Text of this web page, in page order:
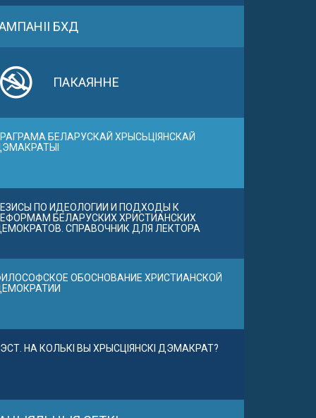
БХД
ПАКАЯННЕ
БЕЛАРУСКАЙ ХРЫСЬЦІЯНСКАЙ
ПО ИДЕОЛОГИИ И ПОДХОДЫ К
БЕЛАРУСКИХ ХРИСТИАНСКИХ
СПРАВОЧНИК ДЛЯ ЛЕКТОРА
ОБОСНОВАНИЕ ХРИСТИАНСКОЙ
НА КОЛЬКІ ВЫ ХРЫСЦІЯНСКІ ДЭМАКРАТ?